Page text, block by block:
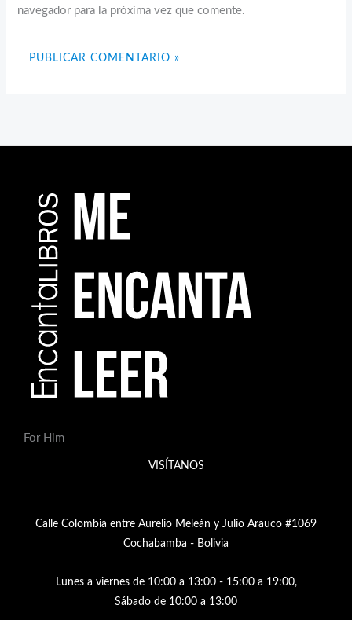
navegador para la próxima vez que comente.
For Him
VISÍTANOS
Calle Colombia entre Aurelio Meleán y Julio Arauco #1069
Cochabamba - Bolivia
Lunes a viernes de 10:00 a 13:00 - 15:00 a 19:00,
Sábado de 10:00 a 13:00